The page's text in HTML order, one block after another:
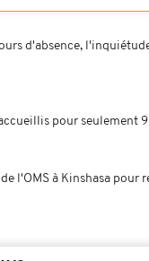
d'absence,
pour seulement
l'OMS à Kinshasa pour